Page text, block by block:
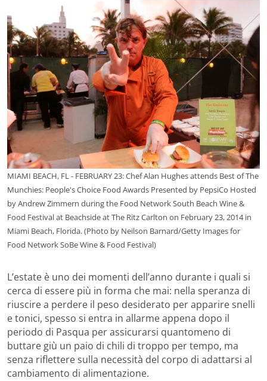
MIAMI BEACH, FL - FEBRUARY 23: Chef Alan Hughes attends Best of The
Munchies: People's Choice Food Awards Presented by PepsiCo Hosted
by Andrew Zimmern during the Food Network South Beach Wine &
Food Festival at Beachside at The Ritz Carlton on February 23, 2014 in
Miami Beach, Florida. (Photo by Neilson Barnard/Getty Images for
Food Network SoBe Wine & Food Festival)
L’estate è uno dei momenti dell’anno durante i quali si
cerca di essere più in forma che mai: nella speranza di
riuscire a perdere il peso desiderato per apparire snelli
e tonici, spesso si entra in allarme appena dopo il
periodo di Pasqua per assicurarsi quantomeno di
buttare giù un paio di chili di troppo per tempo, ma
senza riflettere sulla necessità del corpo di adattarsi al
cambiamento di alimentazione.